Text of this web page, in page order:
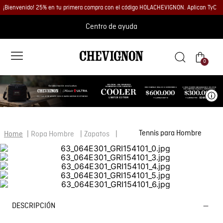
¡Bienvenido! 25% en tu primera compra con el código HOLACHEVIGNON. Aplican TyC
Centro de ayuda
0
Ropa Hombre Zapatos Tennis para Hombre
DESCRIPCIÓN